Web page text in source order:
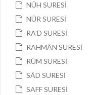
NÛH SURESİ
NÛR SURESİ
RA’D SURESİ
RAHMÂN SURESİ
RÛM SURESİ
SÂD SURESİ
SAFF SURESİ